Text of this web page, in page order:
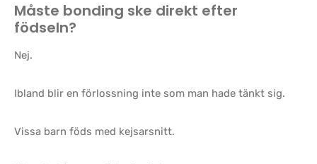
Måste bonding ske direkt efter
födseln?
Nej.
Ibland blir en förlossning inte som man hade tänkt sig.
Vissa barn föds med kejsarsnitt.